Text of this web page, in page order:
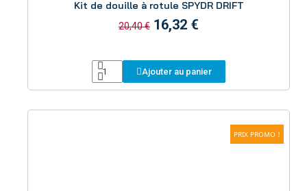
Kit de douille à rotule SPYDR DRIFT
20,40 € 16,32 €
Ajouter au panier
PRIX PROMO !